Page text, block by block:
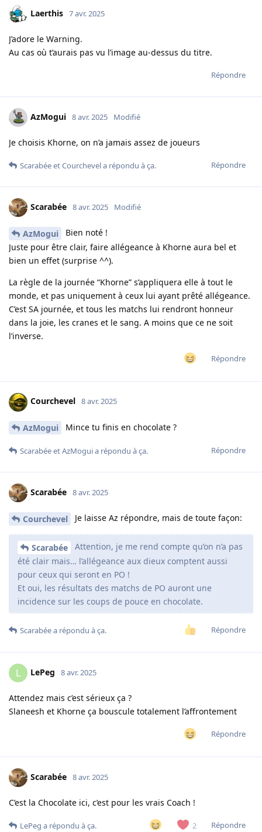
Laerthis 7 avr. 2025
J’adore le Warning.
Au cas où t’aurais pas vu l’image au-dessus du titre.
Répondre
AzMogui 8 avr. 2025 Modifié
Je choisis Khorne, on n’a jamais assez de joueurs
Répondre
ScarabéeetCourchevela répondu à ça.
Scarabée 8 avr. 2025 Modifié
AzMogui
Bien noté !
Juste pour être clair, faire allégeance à Khorne aura bel et
bien un effet (surprise ^^).
La règle de la journée “Khorne” s’appliquera elle à tout le
monde, et pas uniquement à ceux lui ayant prêté allégeance.
C’est SA journée, et tous les matchs lui rendront honneur
dans la joie, les cranes et le sang. A moins que ce ne soit
l’inverse.
Répondre
Courchevel 8 avr. 2025
AzMogui Mince tu finis en chocolate ?
Répondre
ScarabéeetAzMoguia répondu à ça.
Scarabée 8 avr. 2025
Courchevel Je laisse Az répondre, mais de toute façon:
Scarabée
Attention, je me rend compte qu’on n’a pas
été clair mais… l’allégeance aux dieux comptent aussi
pour ceux qui seront en PO !
Et oui, les résultats des matchs de PO auront une
incidence sur les coups de pouce en chocolate.
Répondre
Scarabéea répondu à ça.
L LePeg 8 avr. 2025
Attendez mais c’est sérieux ça ?
Slaneesh et Khorne ça bouscule totalement l’affrontement
Répondre
Scarabée 8 avr. 2025
C’est la Chocolate ici, c’est pour les vrais Coach !
2 Répondre
LePeg a répondu à ça.